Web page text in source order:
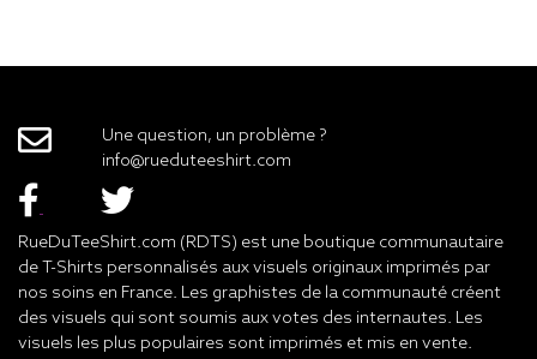
Une question, un problème ?
info@rueduteeshirt.com
RueDuTeeShirt.com (RDTS) est une boutique communautaire
de T-Shirts personnalisés aux visuels originaux imprimés par
nos soins en France. Les graphistes de la communauté créent
des visuels qui sont soumis aux votes des internautes. Les
visuels les plus populaires sont imprimés et mis en vente.